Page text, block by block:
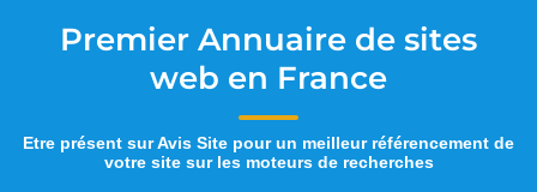
Premier Annuaire de sites
web en France
Etre présent sur Avis Site pour un meilleur référencement de
votre site sur les moteurs de recherches